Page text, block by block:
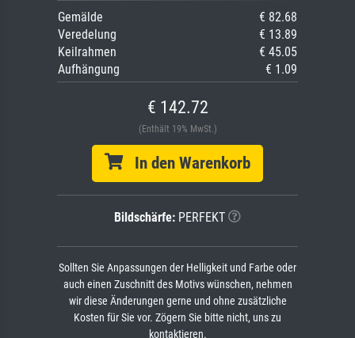
Gemälde
€ 82.68
Veredelung
€ 13.89
Keilrahmen
€ 45.05
Aufhängung
€ 1.09
€ 142.72
(Enthält 19% MwSt.)
In den Warenkorb
Bildschärfe: PERFEKT
Sollten Sie Anpassungen der Helligkeit und Farbe oder
auch einen Zuschnitt des Motivs wünschen, nehmen
wir diese Änderungen gerne und ohne zusätzliche
Kosten für Sie vor. Zögern Sie bitte nicht, uns zu
kontaktieren.